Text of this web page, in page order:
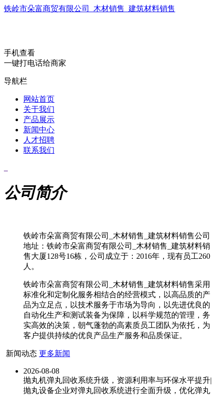
铁岭市朵富商贸有限公司_木材销售_建筑材料销售
手机查看
一键打电话给商家
导航栏
网站首页
关于我们
产品展示
新闻中心
人才招聘
联系我们
公司简介
铁岭市朵富商贸有限公司_木材销售_建筑材料销售公司
地址：铁岭市朵富商贸有限公司_木材销售_建筑材料销
售大厦128号16栋，公司成立于：2016年，现有员工260
人。
铁岭市朵富商贸有限公司_木材销售_建筑材料销售采用
标准化和定制化服务相结合的经营模式，以高品质的产
品为立足点，以技术服务于市场为导向，以先进优良的
自动化生产和测试装备为保障，以科学规范的管理，务
实高效的决策，朝气蓬勃的高素质员工团队为依托，为
客户提供持续的优良产品生产服务和品质保证。
新闻动态 更多新闻
2026-08-08
抛丸机弹丸回收系统升级，资源利用率与环保水平提升|
抛丸设备企业对弹丸回收系统进行全面升级，优化弹丸